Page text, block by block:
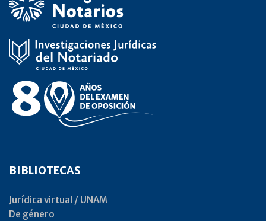
BIBLIOTECAS
Jurídica virtual / UNAM
De género